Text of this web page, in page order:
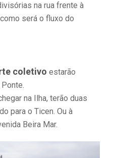
na rua frente à
será o fluxo do
coletivo estarão
na Ilha, terão duas
para o Ticen. Ou à
Beira Mar.